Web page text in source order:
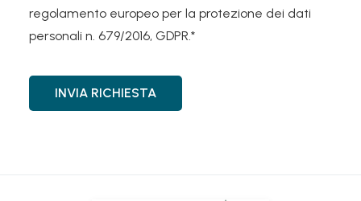
regolamento europeo per la protezione dei dati
personali n. 679/2016, GDPR.*